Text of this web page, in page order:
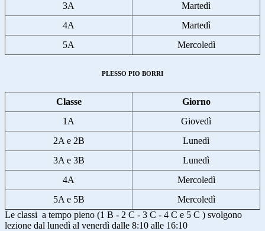
3A
Martedì
4A
Martedì
5A
Mercoledì
PLESSO PIO BORRI
Classe
Giorno
1A
Giovedì
2A e 2B
Lunedì
3A e 3B
Lunedì
4A
Mercoledì
5A e 5B
Mercoledì
Le classi a tempo pieno (1 B - 2 C - 3 C - 4 C e 5 C ) svolgono
lezione dal lunedì al venerdì dalle 8:10 alle 16:10